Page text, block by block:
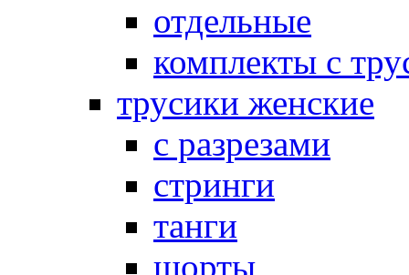
отдельные
комплекты с
трусики женские
с разрезами
стринги
танги
шорты